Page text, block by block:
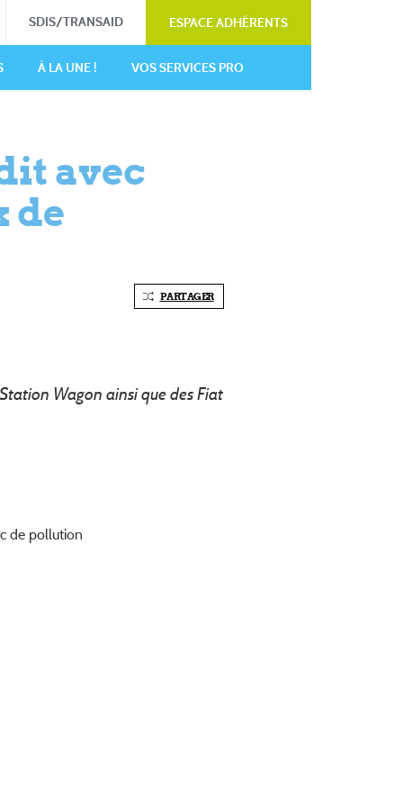
ESPACE ADHÉRENTS
SDIS/TRANSAID
À LA UNE ! VOS SERVICES PRO
avec
de
PARTAGER
Wagon ainsi que des Fiat
de pollution